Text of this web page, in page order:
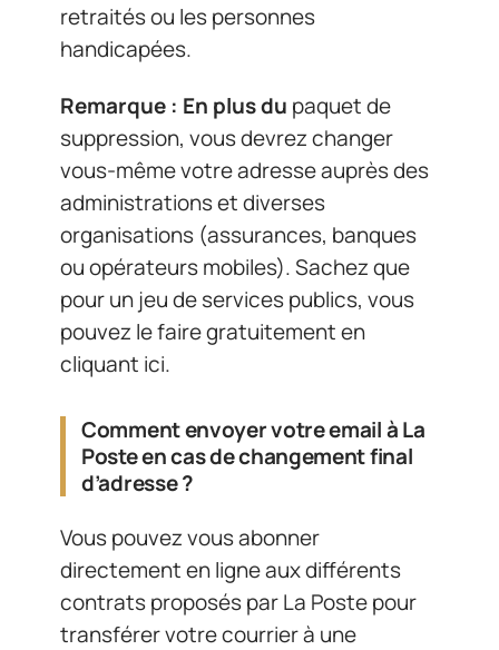
retraités ou les personnes
handicapées.
Remarque : En plus du paquet de
suppression, vous devrez changer
vous-même votre adresse auprès des
administrations et diverses
organisations (assurances, banques
ou opérateurs mobiles). Sachez que
pour un jeu de services publics, vous
pouvez le faire gratuitement en
cliquant ici.
Comment envoyer votre email à La
Poste en cas de changement final
d’adresse ?
Vous pouvez vous abonner
directement en ligne aux différents
contrats proposés par La Poste pour
transférer votre courrier à une